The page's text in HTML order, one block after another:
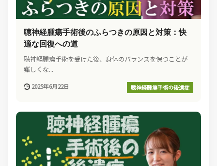
聴神経腫瘍手術後のふらつきの原因と対策：快
適な回復への道
聴神経腫瘍手術を受けた後、身体のバランスを保つことが
難しくな...
2025年6月22日 聴神経腫瘍手術の後遺症